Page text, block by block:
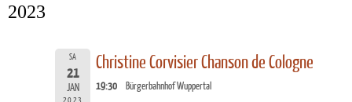
2023
SA
21
JAN
Christine Corvisier Chanson de Cologne
19:30 Bürgerbahnhof Wuppertal